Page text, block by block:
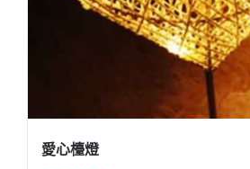
愛心檯燈